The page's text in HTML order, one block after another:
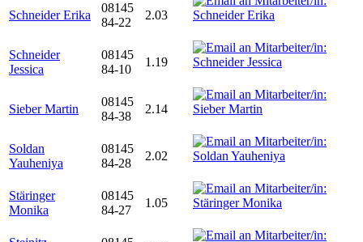
Schneider Erika
08145
84-22
2.03
Schneider
Jessica
08145
84-10
1.19
Sieber Martin
08145
84-38
2.14
Soldan
Yauheniya
08145
84-28
2.02
Stäringer
Monika
08145
84-27
1.05